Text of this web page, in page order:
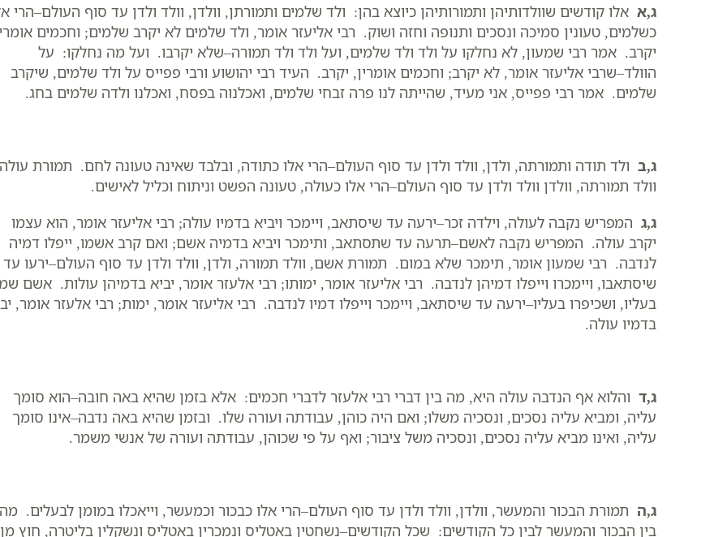
ג,א אלו קודשים שוולדותיהן ותמורותיהן כיוצא בהן: ולד שלמים ותמורתן, וולדן, וולד ולדן עד סוף העולם–הרי
כשלמים, טעונין סמיכה ונסכים ותנופה וחזה ושוק. רבי אליעזר אומר, ולד שלמים לא יקרב שלמים; וחכמים
יקרב. אמר רבי שמעון, לא נחלקו על ולד ולד שלמים, ועל ולד ולד תמורה–שלא יקרבו. ועל מה נחלקו: על
הוולד–שרבי אליעזר אומר, לא יקרב; וחכמים אומרין, יקרב. העיד רבי יהושוע ורבי פפייס על ולד שלמים, שיקרב
שלמים. אמר רבי פפייס, אני מעיד, שהייתה לנו פרה זבחי שלמים, ואכלנוה בפסח, ואכלנו ולדה שלמים בחג.
ג,ב ולד תודה ותמורתה, ולדן, וולד ולדן עד סוף העולם–הרי אלו כתודה, ובלבד שאינה טעונה לחם. תמורת
וולד תמורתה, וולדן וולד ולדן עד סוף העולם–הרי אלו כעולה, טעונה הפשט וניתוח וכליל לאישים.
ג,ג המפריש נקבה לעולה, וילדה זכר–ירעה עד שיסתאב, ויימכר ויביא בדמיו עולה; רבי אליעזר אומר, הוא עצמו
יקרב עולה. המפריש נקבה לאשם–תרעה עד שתסתאב, ותימכר ויביא בדמיה אשם; ואם קרב אשמו, ייפלו דמיה
לנדבה. רבי שמעון אומר, תימכר שלא במום. תמורת אשם, וולד תמורה, ולדן, וולד ולדן עד סוף העולם–ירעו עד
שיסתאבו, ויימכרו וייפלו דמיהן לנדבה. רבי אליעזר אומר, ימותו; רבי אלעזר אומר, יביא בדמיהן עולות. אשם
בעליו, ושכיפרו בעליו–ירעה עד שיסתאב, ויימכר וייפלו דמיו לנדבה. רבי אליעזר אומר, ימות; רבי אלעזר אומר,
בדמיו עולה.
ג,ד והלוא אף הנדבה עולה היא, מה בין דברי רבי אלעזר לדברי חכמים: אלא בזמן שהיא באה חובה–הוא סומך
עליה, ומביא עליה נסכים, ונסכיה משלו; ואם היה כוהן, עבודתה ועורה שלו. ובזמן שהיא באה נדבה–אינו סומך
עליה, ואינו מביא עליה נסכים, ונסכיה משל ציבור; ואף על פי שכוהן, עבודתה ועורה של אנשי משמר.
ג,ה תמורת הבכור והמעשר, וולדן, וולד ולדן עד סוף העולם–הרי אלו כבכור וכמעשר, וייאכלו במומן לבעלים. מה
בין הבכור והמעשר לבין כל הקודשים: שכל הקודשים–נשחטין באטליס ונמכרין באטליס ונשקלין בליטרה, חוץ מן